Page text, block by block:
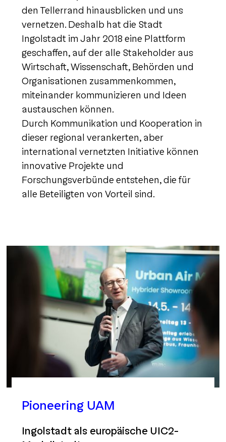
den Tellerrand hinausblicken und uns
vernetzen. Deshalb hat die Stadt
Ingolstadt im Jahr 2018 eine Plattform
geschaffen, auf der alle Stakeholder aus
Wirtschaft, Wissenschaft, Behörden und
Organisationen zusammenkommen,
miteinander kommunizieren und Ideen
austauschen können.
Durch Kommunikation und Kooperation in
dieser regional verankerten, aber
international vernetzten Initiative können
innovative Projekte und
Forschungsverbünde entstehen, die für
alle Beteiligten von Vorteil sind.
Pioneering UAM
Ingolstadt als europäische UIC2-